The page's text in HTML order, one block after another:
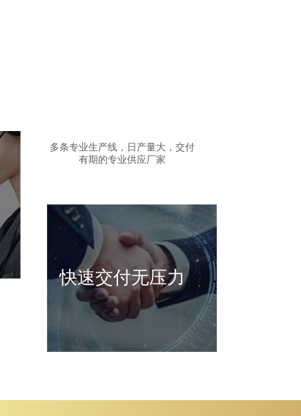
快速交付无压力
多条专业生产线，日产量大，交付
有期的专业供应厂家